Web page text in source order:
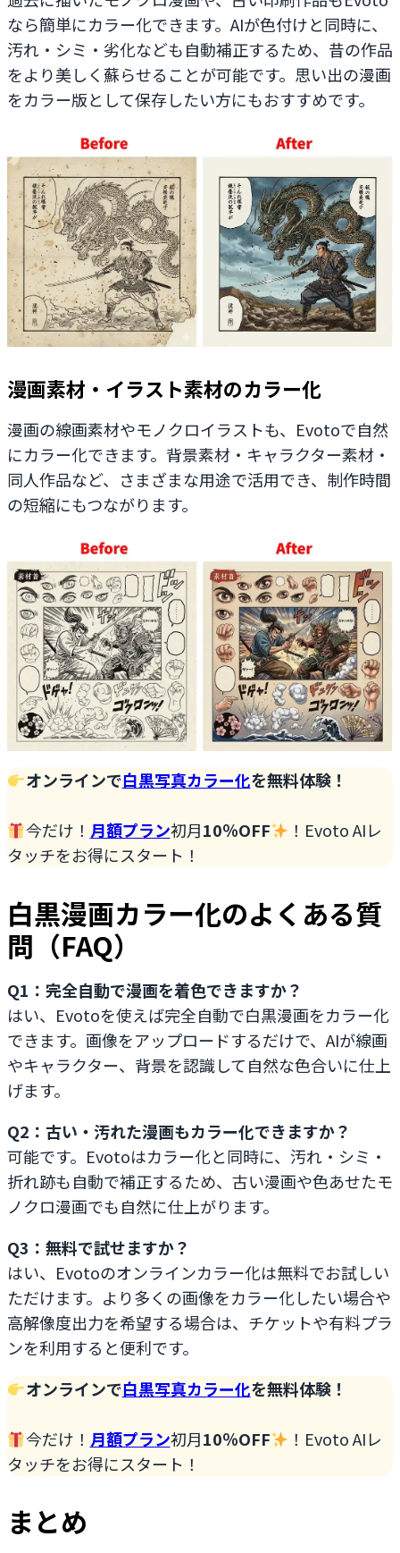
なら簡単にカラー化できます。AIが色付けと同時に、
汚れ・シミ・劣化なども自動補正するため、昔の作品
をより美しく蘇らせることが可能です。思い出の漫画
をカラー版として保存したい方にもおすすめです。
漫画素材・イラスト素材のカラー化
漫画の線画素材やモノクロイラストも、Evotoで自然
にカラー化できます。背景素材・キャラクター素材・
同人作品など、さまざまな用途で活用でき、制作時間
の短縮にもつながります。
オンラインで白黒写真カラー化を無料体験！
今だけ！ 月額プラン初月10％OFF
！Evoto AIレ
タッチをお得にスタート！
白黒漫画カラー化のよくある質
問（FAQ）
Q1：完全自動で漫画を着色できますか？
はい、Evotoを使えば完全自動で白黒漫画をカラー化
できます。画像をアップロードするだけで、AIが線画
やキャラクター、背景を認識して自然な色合いに仕上
げます。
Q2：古い・汚れた漫画もカラー化できますか？
可能です。Evotoはカラー化と同時に、汚れ・シミ・
折れ跡も自動で補正するため、古い漫画や色あせたモ
ノクロ漫画でも自然に仕上がります。
Q3：無料で試せますか？
はい、Evotoのオンラインカラー化は無料でお試しい
ただけます。より多くの画像をカラー化したい場合や
高解像度出力を希望する場合は、チケットや有料プラ
ンを利用すると便利です。
オンラインで白黒写真カラー化を無料体験！
今だけ！ 月額プラン初月10％OFF
！Evoto AIレ
タッチをお得にスタート！
まとめ